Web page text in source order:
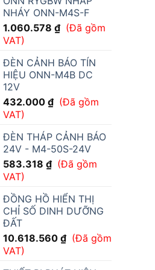
NHÁY ONN-M4S-F
1.060.578 ₫ (Đã gồm
VAT)
ĐÈN CẢNH BÁO TÍN
HIỆU ONN-M4B DC
12V
432.000 ₫ (Đã gồm
VAT)
ĐÈN THÁP CẢNH BÁO
24V - M4-50S-24V
583.318 ₫ (Đã gồm
VAT)
ĐỒNG HỒ HIỂN THỊ
CHỈ SỐ DINH DƯỠNG
ĐẤT
10.618.560 ₫ (Đã gồm
VAT)